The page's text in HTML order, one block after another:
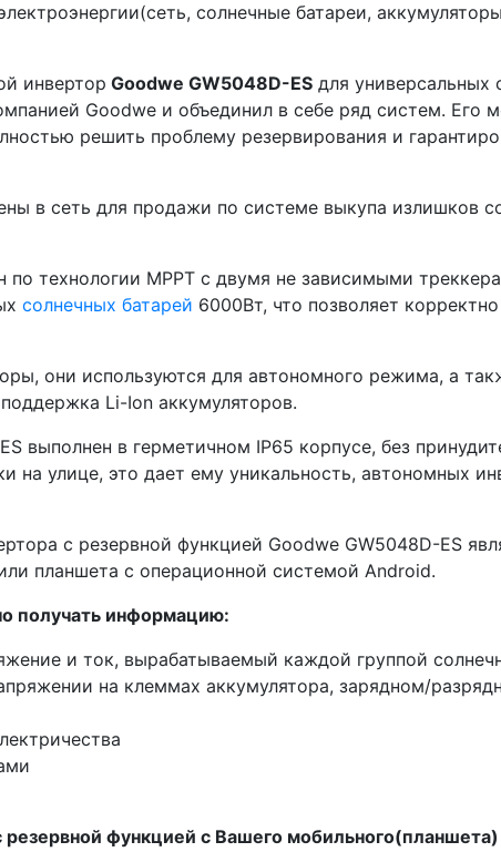
солнечные батареи,
инвертор Goodwe GW5048D-ES для универсальных
Goodwe и объединил в себе ряд систем.
решить проблему резервирования и
в сеть для продажи по системе выкупа излишков
по технологии MPPT с двумя не зависимыми
солнечных батарей 6000Вт, что позволяет
они используются для автономного режима, а
Li-Ion аккумуляторов.
выполнен в герметичном IP65 корпусе, без
на улице, это дает ему уникальность, автономных
с резервной функцией Goodwe GW5048D-ES
планшета с операционной системой Android.
получать информацию:
и ток, вырабатываемый каждой группой
на клеммах аккумулятора, зарядном/
резервной функцией с Вашего